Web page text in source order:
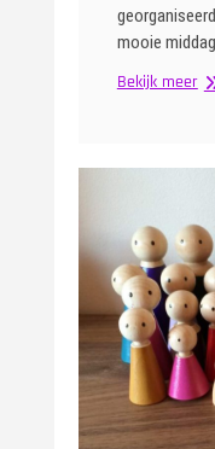
mooie
Bekijk meer